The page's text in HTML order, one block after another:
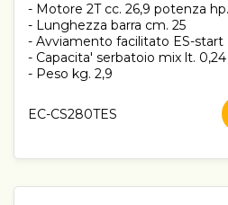
- Motore 2T cc. 26,9 potenza
- Lunghezza barra cm. 25
- Avviamento facilitato ES-start
- Capacita' serbatoio mix lt. 0,24
- Peso kg. 2,9
EC-CS280TES